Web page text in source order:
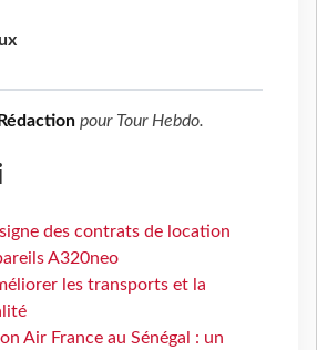
Rédaction pour Tour Hebdo.
des contrats de location
A320neo
les transports et la
Air France au Sénégal : un